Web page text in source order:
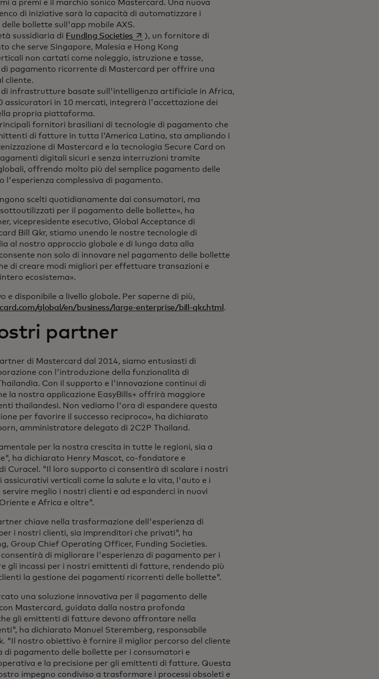
a premi e il marchio sonico Mastercard. Una nuova
di iniziative sarà la capacità di automatizzare i
bollette sull'app mobile AXS.
scheda
sussidiaria di Funding Societiessi apre in una nuova scheda
), un fornitore di
che serve Singapore, Malesia e Hong Kong
non cartati come noleggio, istruzione e tasse,
pagamento ricorrente di Mastercard per offrire una
cliente.
scheda
infrastrutture basate sull'intelligenza artificiale in Africa,
assicuratori in 10 mercati, integrerà l'accettazione dei
propria piattaforma.
scheda
fornitori brasiliani di tecnologie di pagamento che
di fatture in tutta l'America Latina, sta ampliando i
di Mastercard e la tecnologia Secure Card on
digitali sicuri e senza interruzioni tramite
offrendo molto più del semplice pagamento delle
l'esperienza complessiva di pagamento.
scelti quotidianamente dai consumatori, ma
per il pagamento delle bollette», ha
vicepresidente esecutivo, Global Acceptance di
Bill Qkr, stiamo unendo le nostre tecnologie di
al nostro approccio globale e di lunga data alla
non solo di innovare nel pagamento delle bollette
di creare modi migliori per effettuare transazioni e
ecosistema».
e disponibile a livello globale. Per saperne di più,
global/en/business/large-enterprise/bill-qkr.html .
partner
di Mastercard dal 2014, siamo entusiasti di
con l'introduzione della funzionalità di
Con il supporto e l'innovazione continui di
la nostra applicazione EasyBills+ offrirà maggiore
thailandesi. Non vediamo l'ora di espandere questa
per favorire il successo reciproco», ha dichiarato
amministratore delegato di 2C2P Thailand.
per la nostra crescita in tutte le regioni, sia a
ha dichiarato Henry Mascot, co-fondatore e
Curacel. "Il loro supporto ci consentirà di scalare i nostri
verticali come la salute e la vita, l'auto e i
meglio i nostri clienti e ad espanderci in nuovi
e Africa e oltre".
chiave nella trasformazione dell'esperienza di
i nostri clienti, sia imprenditori che privati", ha
Group Chief Operating Officer, Funding Societies.
di migliorare l'esperienza di pagamento per i
gli incassi per i nostri emittenti di fatture, rendendo più
la gestione dei pagamenti ricorrenti delle bollette".
una soluzione innovativa per il pagamento delle
Mastercard, guidata dalla nostra profonda
gli emittenti di fatture devono affrontare nella
ha dichiarato Manuel Steremberg, responsabile
"Il nostro obiettivo è fornire il miglior percorso del cliente
di pagamento delle bollette per i consumatori e
e la precisione per gli emittenti di fatture. Questa
impegno condiviso a trasformare i processi obsoleti e